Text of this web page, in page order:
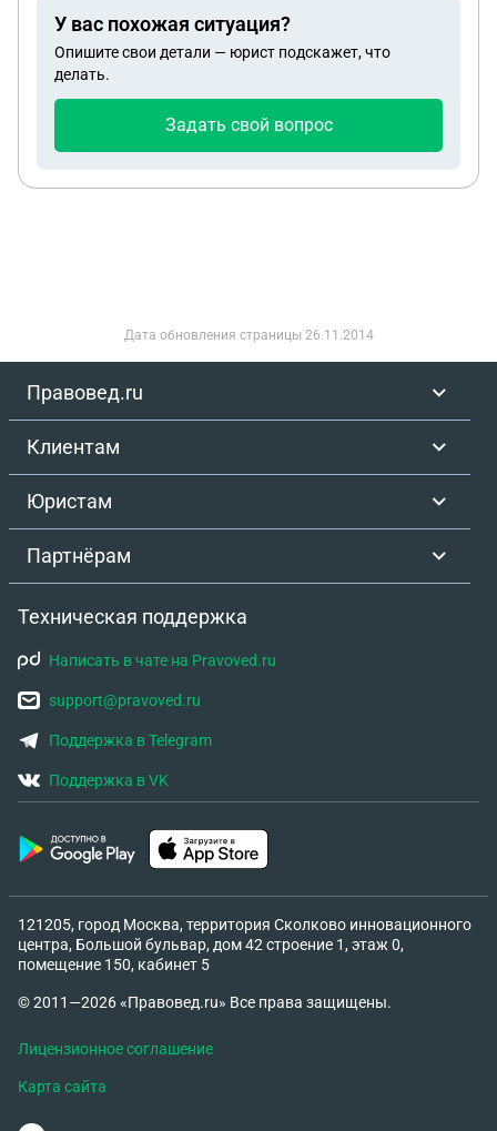
скутер стал работать ещё хуже. А теперь и вовсе
разваливается. Мастер деньги возвращать не
хочет , даже половину. Начинает грубить и крыть
матом. Как быть ? Куда писать заявление ?
Налоговую систему видимо тоже обходит
У вас похожая ситуация?
Опишите свои детали — юрист подскажет, что
делать.
Задать свой вопрос
Дата обновления страницы 26.11.2014
Правовед.ru
Клиентам
Юристам
Партнёрам
Техническая поддержка
Написать в чате на Pravoved.ru
support@pravoved.ru
Поддержка в Telegram
Поддержка в VK
121205, город Москва, территория Сколково инновационного
центра, Большой бульвар, дом 42 строение 1, этаж 0,
помещение 150, кабинет 5
© 2011—2026 «Правовед.ru» Все права защищены.
Лицензионное соглашение
Карта сайта